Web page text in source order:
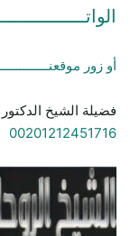
أو زور
فضيلة الشيخ
00201212451716